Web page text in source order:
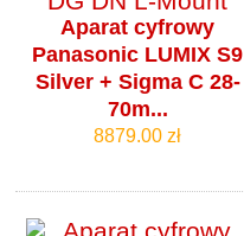
Aparat cyfrowy
Panasonic LUMIX S9
Silver + Sigma C 28-
70m...
8879.00 zł